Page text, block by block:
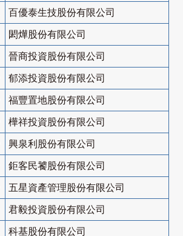
百優泰生技股份有限公司
閎燁股份有限公司
晉商投資股份有限公司
郁添投資股份有限公司
福豐置地股份有限公司
樺祥投資股份有限公司
興泉利股份有限公司
鉅客民饕股份有限公司
五星資產管理股份有限公司
君毅投資股份有限公司
科基股份有限公司